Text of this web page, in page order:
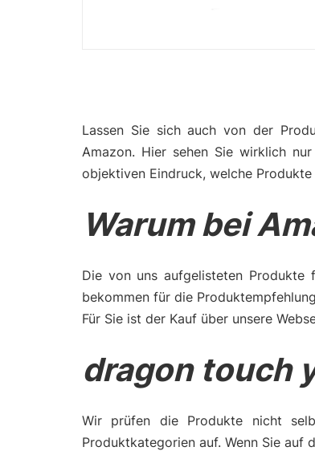
Lassen Sie sich auch von der
Amazon. Hier sehen Sie wirklich
objektiven Eindruck, welche
Warum bei
Die von uns aufgelisteten Produkte
bekommen für die
Für Sie ist der Kauf über unsere
dragon touch
Wir prüfen die Produkte nicht
Produktkategorien auf. Wenn Sie auf